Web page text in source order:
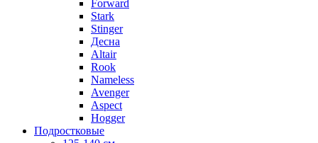
Forward
Stark
Stinger
Десна
Altair
Rook
Nameless
Avenger
Aspect
Hogger
Подростковые